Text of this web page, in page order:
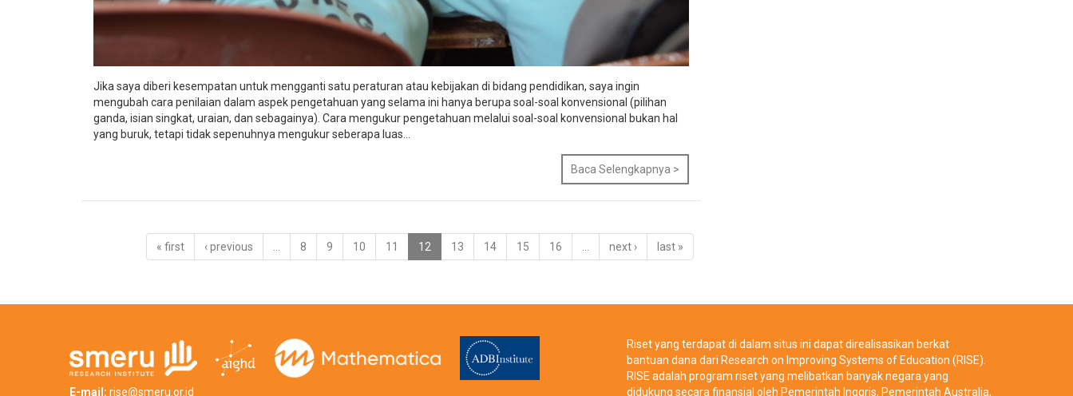
Jika saya diberi kesempatan untuk mengganti satu peraturan atau kebijakan di bidang pendidikan, saya ingin
mengubah cara penilaian dalam aspek pengetahuan yang selama ini hanya berupa soal-soal konvensional (pilihan
ganda, isian singkat, uraian, dan sebagainya). Cara mengukur pengetahuan melalui soal-soal konvensional bukan hal
yang buruk, tetapi tidak sepenuhnya mengukur seberapa luas...
Baca Selengkapnya >
« first ‹ previous 8 9 10 11 12 13 14 15 16 next › last »
E-mail: rise@smeru.or.id
Riset yang terdapat di dalam situs ini dapat direalisasikan berkat
bantuan dana dari Research on Improving Systems of Education (RISE).
RISE adalah program riset yang melibatkan banyak negara yang
didukung secara finansial oleh Pemerintah Inggris, Pemerintah Australia,